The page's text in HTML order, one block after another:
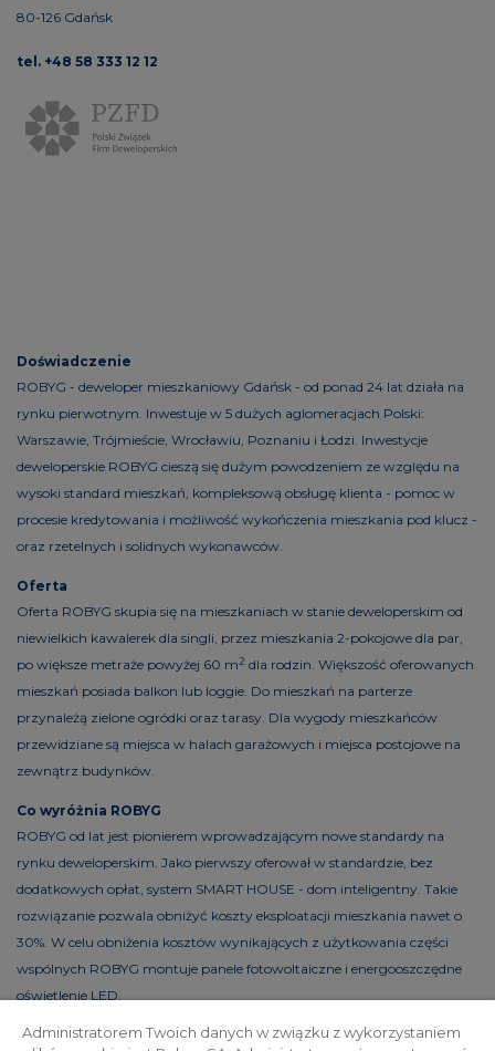
80-126 Gdańsk
tel. +48 58 333 12 12
Doświadczenie
ROBYG - deweloper mieszkaniowy Gdańsk - od ponad 24 lat działa na
rynku pierwotnym. Inwestuje w 5 dużych aglomeracjach Polski:
Warszawie, Trójmieście, Wrocławiu, Poznaniu i Łodzi. Inwestycje
deweloperskie ROBYG cieszą się dużym powodzeniem ze względu na
wysoki standard mieszkań, kompleksową obsługę klienta - pomoc w
procesie kredytowania i możliwość wykończenia mieszkania pod klucz -
oraz rzetelnych i solidnych wykonawców.
Oferta
Oferta ROBYG skupia się na mieszkaniach w stanie deweloperskim od
niewielkich kawalerek dla singli, przez mieszkania 2-pokojowe dla par,
po większe metraże powyżej 60 m2 dla rodzin. Większość oferowanych
mieszkań posiada balkon lub loggie. Do mieszkań na parterze
przynależą zielone ogródki oraz tarasy. Dla wygody mieszkańców
przewidziane są miejsca w halach garażowych i miejsca postojowe na
zewnątrz budynków.
Co wyróżnia ROBYG
ROBYG od lat jest pionierem wprowadzającym nowe standardy na
rynku deweloperskim. Jako pierwszy oferował w standardzie, bez
dodatkowych opłat, system SMART HOUSE - dom inteligentny. Takie
rozwiązanie pozwala obniżyć koszty eksploatacji mieszkania nawet o
30%. W celu obniżenia kosztów wynikających z użytkowania części
wspólnych ROBYG montuje panele fotowoltaiczne i energooszczędne
oświetlenie LED.
Administratorem Twoich danych w związku z wykorzystaniem